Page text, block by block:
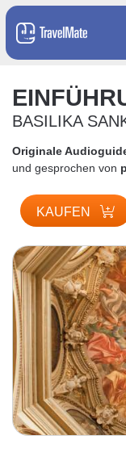
BASILIKA
Originale
und gesprochen von
KAUFEN